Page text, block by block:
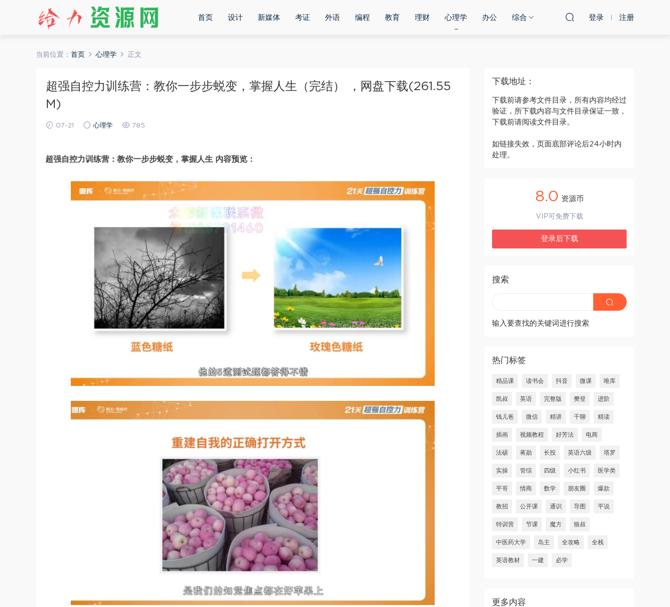
首页 设计 新媒体 考证 外语 编程 教育 理财 心理学 办公 综合 登录 注册
当前位置： 首页 心理学 正文
超强自控力训练营：教你一步步蜕变，掌握人生（完结） ，网盘下载(261.55
M)
07-21 心理学 785
超强自控力训练营：教你一步步蜕变，掌握人生 内容预览：
下载地址：
下载前请参考文件目录，所有内容均经过
验证，所下载内容与文件目录保证一致，
下载前请阅读文件目录。
如链接失效，页面底部评论后24小时内
处理。
8.0 资源币
VIP可免费下载
登录后下载
搜索
输入要查找的关键词进行搜索
热门标签
精品课 读书会 抖音 微课 唯库
凯叔 英语 完整版 樊登 进阶
钱儿爸 微信 精讲 千聊 精读
插画 视频教程 好芳法 电商
法硕 蒋勋 长投 英语六级 塔罗
实操 管综 四级 小红书 医学类
平哥 情商 数学 朋友圈 爆款
教招 公开课 通识 导图 平说
特训营 节课 魔方 狼叔
中医药大学 岛主 全攻略 全栈
英语教材 一建 必学
更多内容